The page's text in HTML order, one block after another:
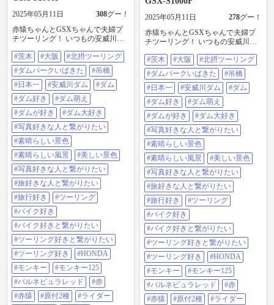
2025年05月11日 308グー！
赤猿ちゃんとGSXちゃんで夫婦プ
チツーリング！ いつもの安威川ダ
用としては日本最長の吊り橋。 #茨
木#大阪#北摂ツーリング#ダムパー
クいばきた#吊橋#日本一#安威川ダ
ム#ダム#ダム好き#ダム萌え#ダム
が好き#ダム大好き#写真好きな人
と繋がりたい#素晴らしい景色#素
晴らしい風景#美しい景色#写真好
きな人と繋がりたい#旅好きな人と
繋がりたい#旅行好き#ツーリング#
バイク好き#バイク好きと繋がりた
い#ツーリング好きと繋がりたい#
ツーリング好き#HONDA#モンキー
#モンキー125#パルネビュラレッド
#赤#赤猿#原付2種#ライダー#大型
バイク#スズキ
#SUZUKI#GSXS1000F#GSX#ronin
#茨木 #大阪
#北摂ツーリング
#ダムパークいばきた
#吊橋
#日本一
#安威川ダム
#ダム
#ダム好き
#ダム萌え
#ダムが好き
#ダム大好き
#写真好きな人と繋がりたい
#素晴らしい景色
#素晴らしい風景
#美しい景色
#写真好きな人と繋がりたい
#旅好きな人と繋がりたい
#旅行好き
#ツーリング
#バイク好き
#バイク好きと繋がりたい
#ツーリング好きと繋がりたい
#ツーリング好き
#HONDA
#モンキー
#モンキー125
#パルネビュラレッド
#赤
#赤猿
#原付2種
#ライダー
2025年05月11日 278グー！
赤猿ちゃんとGSXちゃんで夫婦プ
チツーリング！ いつもの安威川ダ
大阪#北摂ツーリング#ダムパーク
いばきた#吊橋#日本一#安威川ダム
#ダム#ダム好き#ダム萌え#ダムが
好き#ダム大好き#写真好きな人と
繋がりたい#素晴らしい景色#素晴
らしい風景#美しい景色#写真好き
な人と繋がりたい#旅好きな人と繋
がりたい#旅行好き#ツーリング#バ
イク好き#バイク好きと繋がりたい
#ツーリング好きと繋がりたい#ツ
ーリング好き#HONDA#モンキー#
モンキー125#パルネビュラレッド#
赤#赤猿#原付2種#ライダー#大型バ
イク#スズキ
#SUZUKI#GSXS1000F#GSX#ronin
#茨木 #大阪
#北摂ツーリング
#ダムパークいばきた
#吊橋
#日本一
#安威川ダム
#ダム
#ダム好き
#ダム萌え
#ダムが好き
#ダム大好き
#写真好きな人と繋がりたい
#素晴らしい景色
#素晴らしい風景
#美しい景色
#写真好きな人と繋がりたい
#旅好きな人と繋がりたい
#旅行好き
#ツーリング
#バイク好き
#バイク好きと繋がりたい
#ツーリング好きと繋がりたい
#ツーリング好き
#HONDA
#モンキー
#モンキー125
#パルネビュラレッド
#赤
#赤猿
#原付2種
#ライダー